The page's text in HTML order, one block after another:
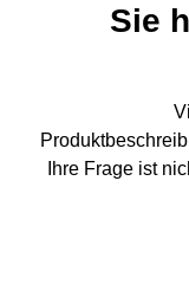
Sie
Ihre Frage ist